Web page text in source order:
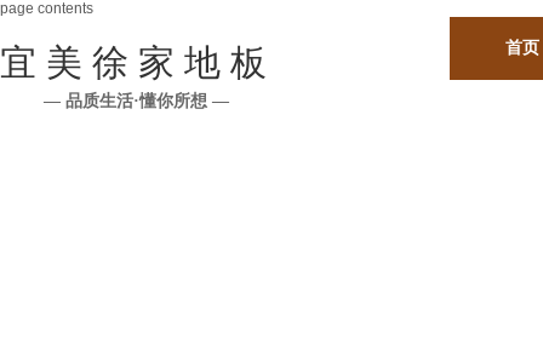
page contents
宜 美 徐 家 地 板
— 品质生活·懂你所想 —
首页